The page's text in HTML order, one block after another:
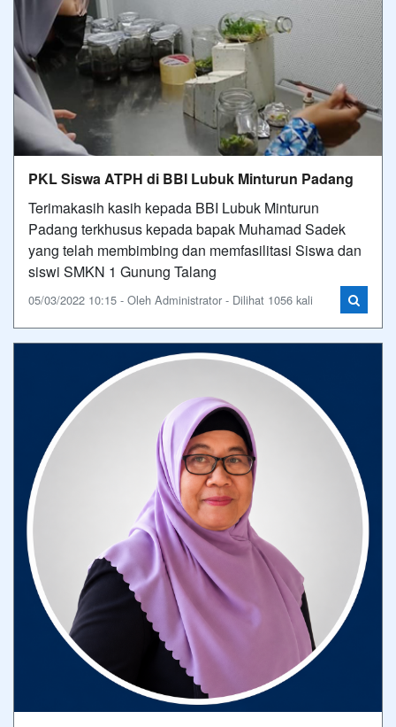
PKL Siswa ATPH di BBI Lubuk Minturun Padang
Terimakasih kasih kepada BBI Lubuk Minturun
Padang terkhusus kepada bapak Muhamad Sadek
yang telah membimbing dan memfasilitasi Siswa dan
siswi SMKN 1 Gunung Talang
05/03/2022 10:15 - Oleh Administrator - Dilihat 1056 kali